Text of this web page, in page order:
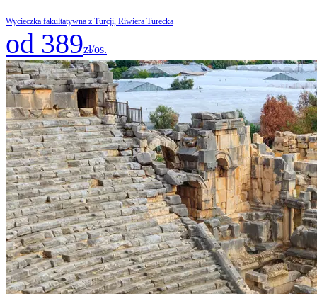
Wycieczka fakultatywna z Turcji, Riwiera Turecka
od 389zł/os.